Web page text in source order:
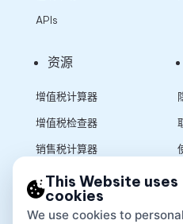
APIs
资源
增值税计算器
增值税检查器
销售税计算器
This Website uses
cookies
We use cookies to